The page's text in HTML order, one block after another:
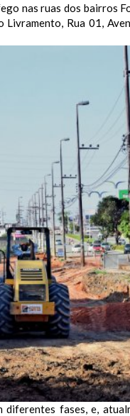
nas ruas dos bairros
Livramento, Rua 01,
fases, e,